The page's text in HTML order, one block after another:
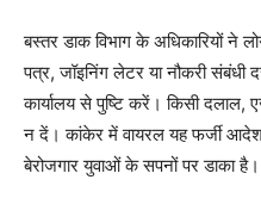
बस्तर डाक विभाग के अधिकारियों ने
पत्र, जॉइनिंग लेटर या नौकरी संबंधी
कार्यालय से पुष्टि करें। किसी
न दें। कांकेर में वायरल यह फर्जी
बेरोजगार युवाओं के सपनों पर डाका है।